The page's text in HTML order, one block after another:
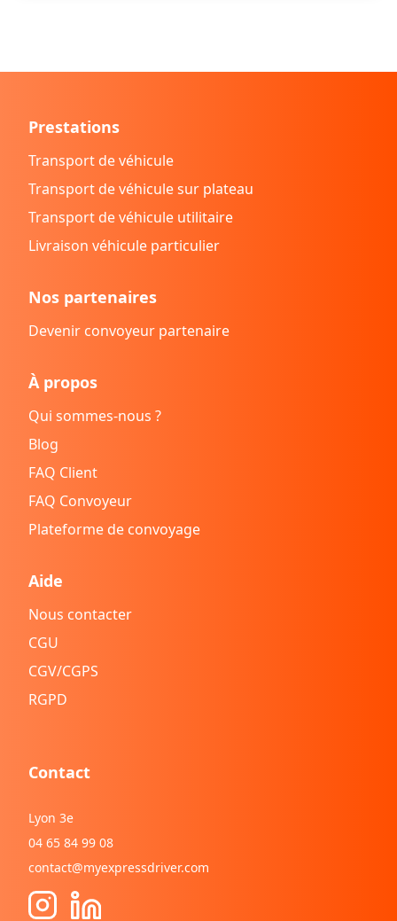
Prestations
Transport de véhicule
Transport de véhicule sur plateau
Transport de véhicule utilitaire
Livraison véhicule particulier
Nos partenaires
Devenir convoyeur partenaire
À propos
Qui sommes-nous ?
Blog
FAQ Client
FAQ Convoyeur
Plateforme de convoyage
Aide
Nous contacter
CGU
CGV/CGPS
RGPD
Contact
Lyon 3e
04 65 84 99 08
contact@myexpressdriver.com